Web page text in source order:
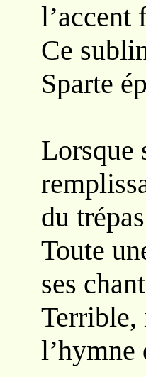
l’accent
Ce
Sparte
Lorsque
du trépas
Toute
ses
Terrible,
l’hymne